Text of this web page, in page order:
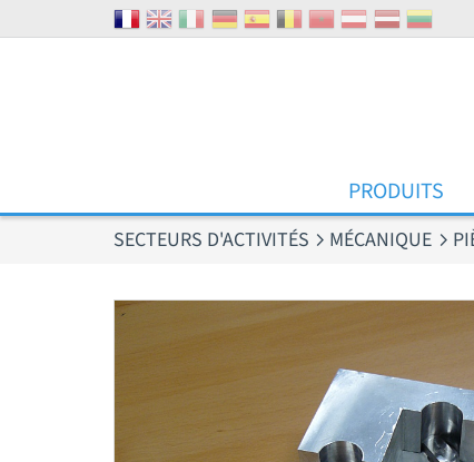
PRODUITS
SECTEURS D'ACTIVITÉS MÉCANIQUE
Panneau de gestion des cookies